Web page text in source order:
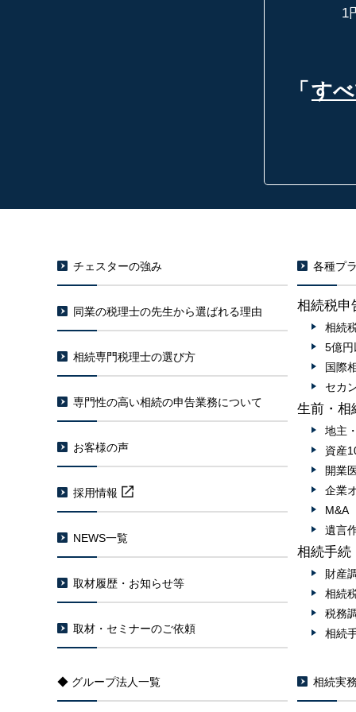
1
「 す
チェスターの強み
同業の税理士の先生から選ばれる理由
相続専門税理士の選び方
専門性の高い相続の申告業務について
お客様の声
採用情報
NEWS一覧
取材履歴・お知らせ等
取材・セミナーのご依頼
各種プ
相続税申
相続
5億
国際
セカ
生前・相
地主
資産
開業
企業
M&A
遺言
相続手続
財産
相続
税務
相続
◆ グループ法人一覧 相続実